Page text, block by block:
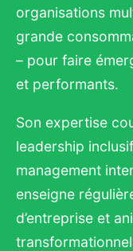
organisations
grande
– pour faire
et performants.
Son expertise
leadership
management
enseigne
d’entreprise et